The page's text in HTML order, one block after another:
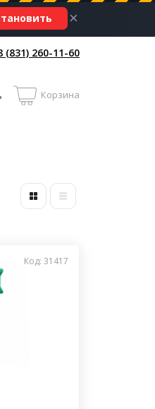
×
(831) 260-11-60
Корзина
Код: 31417